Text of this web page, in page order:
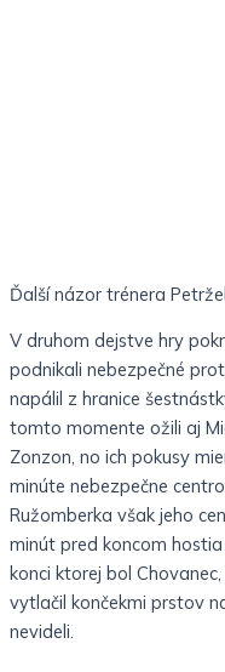
Ďalší názor trénera
V druhom dejstve hry
podnikali nebezpečné
napálil z hranice
tomto momente ožili aj
Zonzon, no ich pokusy
minúte nebezpečne
Ružomberka však jeho
minút pred koncom
konci ktorej bol
vytlačil končekmi prstov
nevideli.